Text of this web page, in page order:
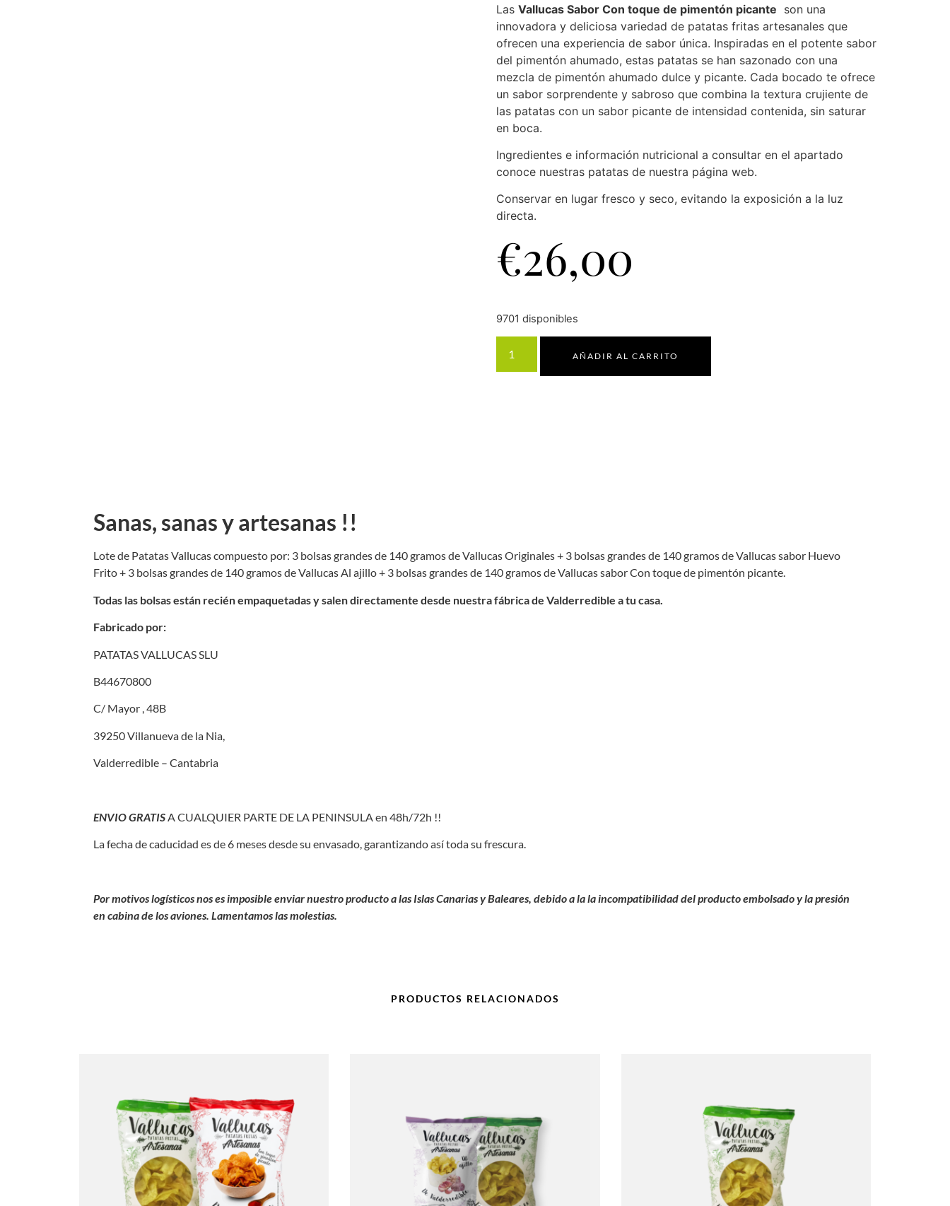
Las Vallucas Sabor Con toque de pimentón picante son una
innovadora y deliciosa variedad de patatas fritas artesanales que
ofrecen una experiencia de sabor única. Inspiradas en el potente sabor
del pimentón ahumado, estas patatas se han sazonado con una
mezcla de pimentón ahumado dulce y picante. Cada bocado te ofrece
un sabor sorprendente y sabroso que combina la textura crujiente de
las patatas con un sabor picante de intensidad contenida, sin saturar
en boca.
Ingredientes e información nutricional a consultar en el apartado
conoce nuestras patatas de nuestra página web.
Conservar en lugar fresco y seco, evitando la exposición a la luz
directa.
€26,00
9701 disponibles
AÑADIR AL CARRITO
Sanas, sanas y artesanas !!
Lote de Patatas Vallucas compuesto por: 3 bolsas grandes de 140 gramos de Vallucas Originales + 3 bolsas grandes de 140 gramos de Vallucas sabor Huevo
Frito + 3 bolsas grandes de 140 gramos de Vallucas Al ajillo + 3 bolsas grandes de 140 gramos de Vallucas sabor Con toque de pimentón picante.
Todas las bolsas están recién empaquetadas y salen directamente desde nuestra fábrica de Valderredible a tu casa.
Fabricado por:
PATATAS VALLUCAS SLU
B44670800
C/ Mayor , 48B
39250 Villanueva de la Nia,
Valderredible – Cantabria
ENVIO GRATISA CUALQUIER PARTE DE LA PENINSULA en 48h/72h !!
La fecha de caducidad es de 6 meses desde su envasado, garantizando así toda su frescura.
Por motivos logísticos nos es imposible enviar nuestro producto a las Islas Canarias y Baleares, debido a la la incompatibilidad del producto embolsado y la presión
en cabina de los aviones. Lamentamos las molestias.
PRODUCTOS RELACIONADOS